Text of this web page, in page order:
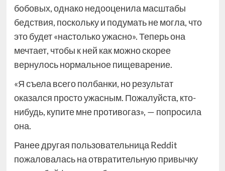
бобовых, однако недооценила масштабы
бедствия, поскольку и подумать не могла, что
это будет «настолько ужасно». Теперь она
мечтает, чтобы к ней как можно скорее
вернулось нормальное пищеварение.
«Я съела всего полбанки, но результат
оказался просто ужасным. Пожалуйста, кто-
нибудь, купите мне противогаз», — попросила
она.
Ранее другая пользовательница Reddit
пожаловалась на отвратительную привычку